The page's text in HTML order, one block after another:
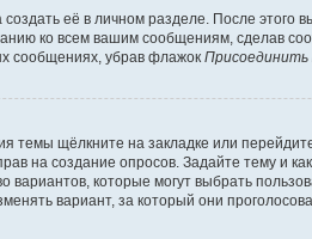
её в личном разделе. После этого
ко всем вашим сообщениям, сделав
сообщениях, убрав флажок Присоединить
темы щёлкните на закладке или
на создание опросов. Задайте тему и
вариантов, которые могут выбрать
вариант, за который они